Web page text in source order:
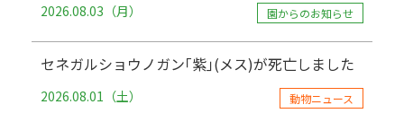
2026.08.03（月） 園からのお知らせ
セネガルショウノガン｢紫｣(メス)が死亡しました
2026.08.01（土） 動物ニュース